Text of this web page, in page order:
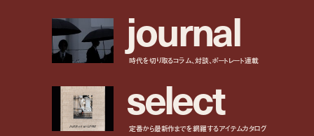
journal
時代を切り取るコラム、対談、ポートレート連載
select
定番から最新作までを網羅するアイテムカタログ